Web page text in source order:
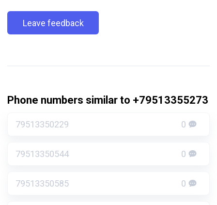
Leave feedback
Phone numbers similar to +79513355273
79513350229 0
79513350544 0
79513350585 0